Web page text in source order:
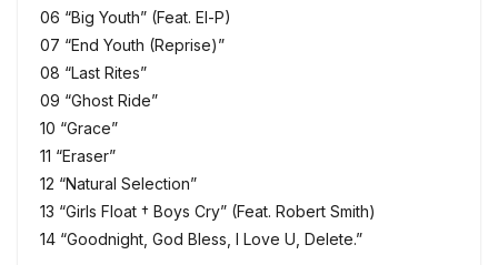
06 “Big Youth” (Feat. El-P)
07 “End Youth (Reprise)”
08 “Last Rites”
09 “Ghost Ride”
10 “Grace”
11 “Eraser”
12 “Natural Selection”
13 “Girls Float † Boys Cry” (Feat. Robert Smith)
14 “Goodnight, God Bless, I Love U, Delete.”